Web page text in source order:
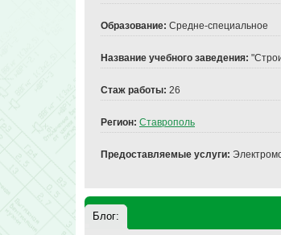
Образование: Средне-специальное
Название учебного заведения:
Стаж работы: 26
Регион: Ставрополь
Предоставляемые услуги:
Блог: